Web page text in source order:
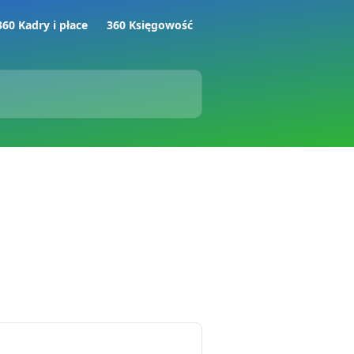
Kadry i płace 360 Księgowość